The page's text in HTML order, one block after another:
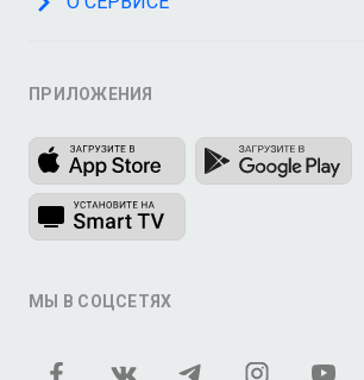
ПРИЛОЖЕНИЯ
МЫ В СОЦСЕТЯХ